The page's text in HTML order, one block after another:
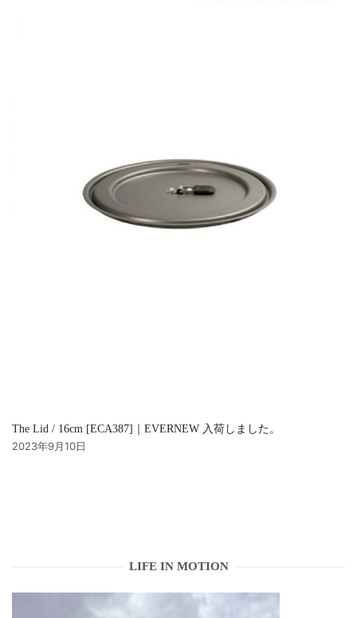
The Lid / 16cm [ECA387]｜EVERNEW 入荷しました。
2023年9月10日
LIFE IN MOTION